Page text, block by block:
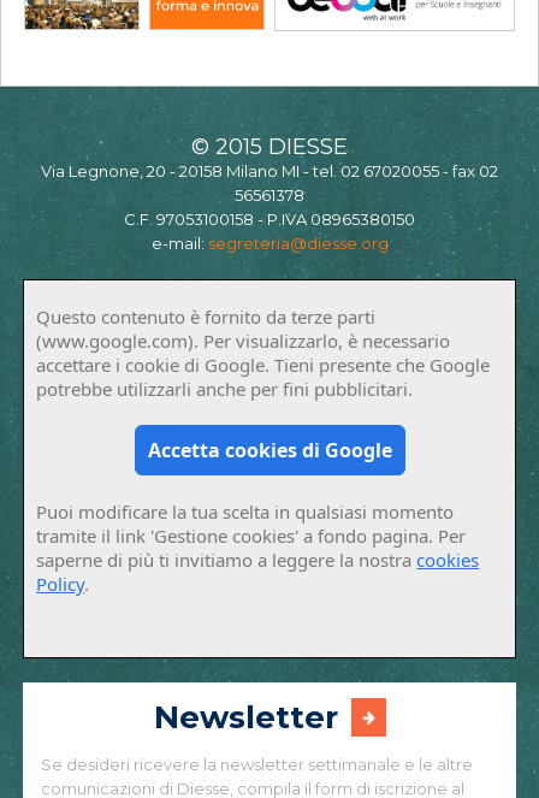
© 2015 DIESSE
Via Legnone, 20 - 20158 Milano MI - tel. 02 67020055 - fax 02
56561378
C.F. 97053100158 - P.IVA 08965380150
e-mail: segreteria@diesse.org
Questo contenuto è fornito da terze parti
(www.google.com). Per visualizzarlo, è necessario
accettare i cookie di Google. Tieni presente che Google
potrebbe utilizzarli anche per fini pubblicitari.
Accetta cookies di Google
Puoi modificare la tua scelta in qualsiasi momento
tramite il link 'Gestione cookies' a fondo pagina. Per
saperne di più ti invitiamo a leggere la nostracookies
Policy.
Newsletter
Se desideri ricevere la newsletter settimanale e le altre
comunicazioni di Diesse, compila il form di iscrizione al